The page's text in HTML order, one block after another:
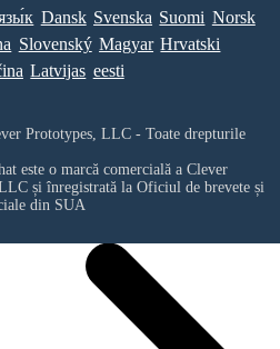
Dansk Svenska Suomi Norsk
Slovenský Magyar Hrvatski
Latvijas eesti
Prototypes, LLC - Toate drepturile
este o marcă comercială a Clever
și înregistrată la Oficiul de brevete și
din SUA